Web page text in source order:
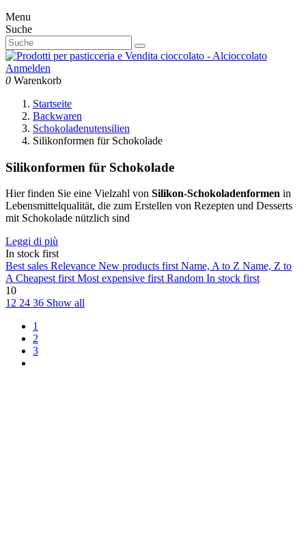
Menu
Suche
Anmelden
0 Warenkorb
Startseite
Backwaren
Schokoladenutensilien
Silikonformen für Schokolade
Silikonformen für Schokolade
Hier finden Sie eine Vielzahl von Silikon-Schokoladenformen in
Lebensmittelqualität, die zum Erstellen von Rezepten und Desserts
mit Schokolade nützlich sind
Leggi di più
In stock first
Best sales Relevance New products firstName, A to Z Name, Z to
ACheapest firstMost expensive firstRandom In stock first
10
12 24 36 Show all
1
2
3